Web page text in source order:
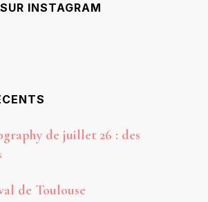
INSTAGRAM
de juillet 26 : des
de Toulouse